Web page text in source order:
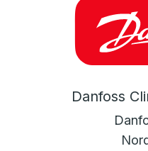
Danfoss